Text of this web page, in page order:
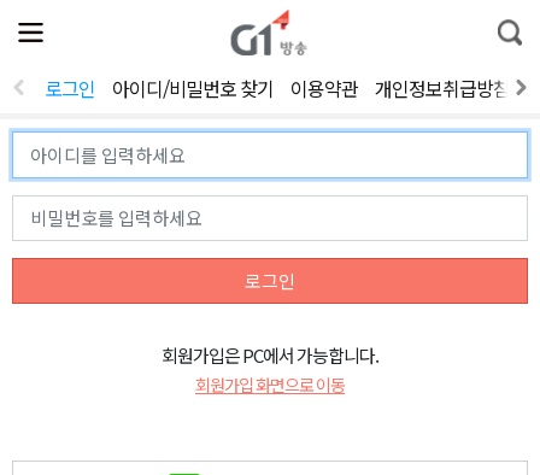
전
체
뉴
열
통
합
색
로그인 아이디/비밀번호 찾기 이용약관 개인정보취급방침
로그인
회원가입은 PC에서 가능합니다.
회원가입 화면으로 이동